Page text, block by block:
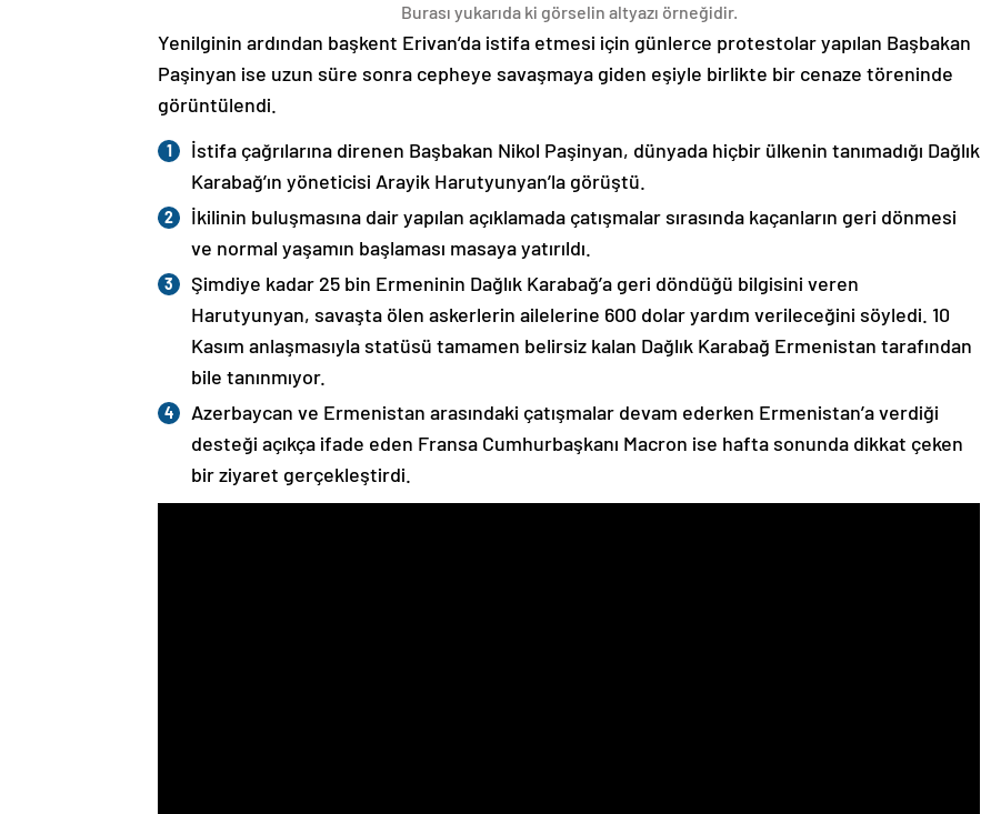
Burası yukarıda ki görselin altyazı örneğidir.
Yenilginin ardından başkent Erivan’da istifa etmesi için günlerce protestolar yapılan Başbakan
Paşinyan ise uzun süre sonra cepheye savaşmaya giden eşiyle birlikte bir cenaze töreninde
görüntülendi.
İstifa çağrılarına direnen Başbakan Nikol Paşinyan, dünyada hiçbir ülkenin tanımadığı Dağlık
Karabağ’ın yöneticisi Arayik Harutyunyan’la görüştü.
İkilinin buluşmasına dair yapılan açıklamada çatışmalar sırasında kaçanların geri dönmesi
ve normal yaşamın başlaması masaya yatırıldı.
Şimdiye kadar 25 bin Ermeninin Dağlık Karabağ’a geri döndüğü bilgisini veren
Harutyunyan, savaşta ölen askerlerin ailelerine 600 dolar yardım verileceğini söyledi. 10
Kasım anlaşmasıyla statüsü tamamen belirsiz kalan Dağlık Karabağ Ermenistan tarafından
bile tanınmıyor.
Azerbaycan ve Ermenistan arasındaki çatışmalar devam ederken Ermenistan’a verdiği
desteği açıkça ifade eden Fransa Cumhurbaşkanı Macron ise hafta sonunda dikkat çeken
bir ziyaret gerçekleştirdi.